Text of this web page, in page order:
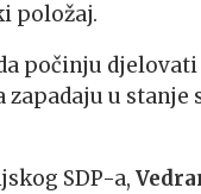
položaj.
počinju
u
SDP-a,